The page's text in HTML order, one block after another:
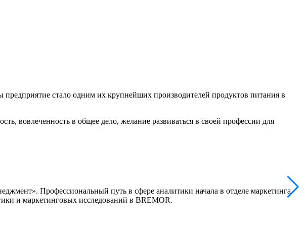
стало одним их крупнейших производителей продуктов питания в
вовлеченность в общее дело, желание развиваться в своей профессии для
Профессиональный путь в сфере аналитики начала в отделе маркетинга
и маркетинговых исследований в BREMOR.